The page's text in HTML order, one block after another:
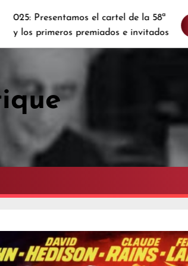
Presentamos el cartel de la 58ª
primeros premiados e invitados